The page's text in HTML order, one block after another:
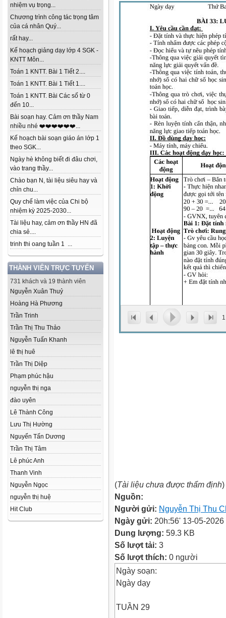
nhiệm vụ trọng...
Chương trình công tác trọng tâm
của cá nhân Quý...
rất hay...
Kế hoạch giảng dạy lớp 4 SGK -
KNTT Môn...
Toán 1 KNTT. Bài 1 Tiết 2....
Toán 1 KNTT. Bài 1 Tiết 1....
Toán 1 KNTT. Bài Các số từ 0
đến 10...
Bài soạn hay. Cảm ơn thầy Nam
nhiều nhé ❤️❤️❤️❤️❤️❤️...
Kế hoạch bài soạn giáo án lớp 1
theo SGK...
Ngày hè không biết đi đâu chơi,
vào trang thầy...
Chào bạn N, tài liệu siêu hay và
chỉn chu...
Quy chế làm việc của Chi bộ
nhiệm kỳ 2025-2030...
Tài liệu hay, cảm ơn thầy HN đã
chia sẻ....
trinh thi oang tuần 1 ...
THÀNH VIÊN TRỰC TUYẾN
731 khách và 19 thành viên
Nguyễn Xuân Thuỷ
Hoàng Hà Phương
Trần Trinh
Trần Thị Thu Thảo
Nguyễn Tuấn Khanh
lê thị huê
Trần Thị Diệp
Phạm phúc hậu
nguyễn thị nga
đào uyên
Lê Thành Công
Lưu Thị Hường
Nguyển Tấn Dương
Trần Thị Tâm
Lê phúc Anh
Thanh Vinh
Nguyễn Ngọc
nguyễn thị huệ
Hit Club
1
(Tài liệu chưa được thẩm định)
Nguồn:
Người gửi: Nguyễn Thị Thu
Ngày gửi: 20h:56' 13-05-2026
Dung lượng: 59.3 KB
Số lượt tải: 3
Số lượt thích: 0 người
Ngày soạn:
Ngày dạy
TUẦN 29